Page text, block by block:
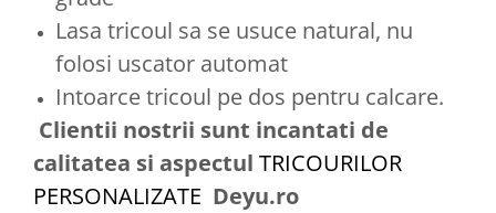
Lasa tricoul sa se usuce natural, nu
folosi uscator automat
Intoarce tricoul pe dos pentru calcare.
Clientii nostrii sunt incantati de
calitatea si aspectul TRICOURILOR
PERSONALIZATE Deyu.ro